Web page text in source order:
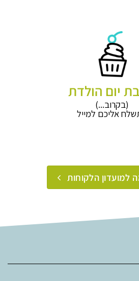
יום הולדת
(בקרוב...)
אליכם למייל
למועדון הלקוחות